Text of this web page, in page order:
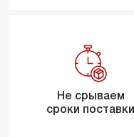
Не срываем
сроки поставки